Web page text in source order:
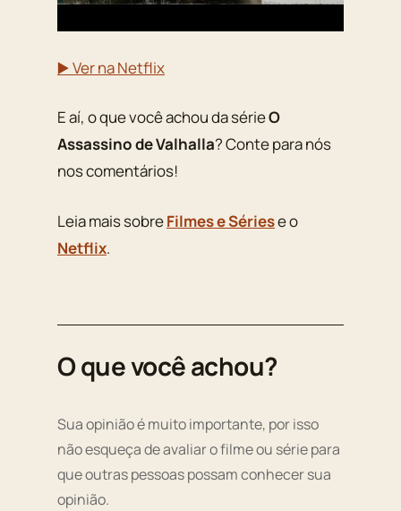
▶️ Ver na Netflix
E aí, o que você achou da sérieO
Assassino de Valhalla? Conte para nós
nos comentários!
Leia mais sobreFilmes e Sériese o
Netflix.
O que você achou?
Sua opinião é muito importante, por isso
não esqueça de avaliar o filme ou série para
que outras pessoas possam conhecer sua
opinião.